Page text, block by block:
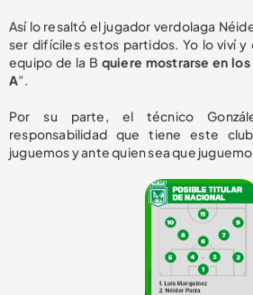
Así lo resaltó el jugador verdolaga
ser difíciles estos partidos. Yo lo viví y
equipo de la B quiere mostrarse en
A”.
Por su parte, el técnico
responsabilidad que tiene este
juguemos y ante quien sea que